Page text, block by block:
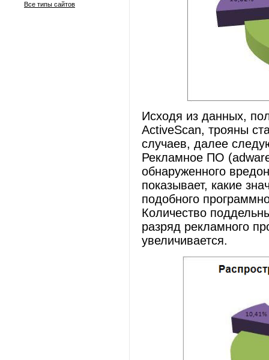
Все типы сайтов
Исходя из данных,
ActiveScan, трояны
случаев, далее
Рекламное ПО
обнаруженного
показывает, какие
подобного
Количество
разряд рекламного
увеличивается.